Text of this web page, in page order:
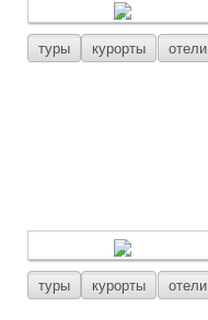
туры курорты отели
туры курорты отели